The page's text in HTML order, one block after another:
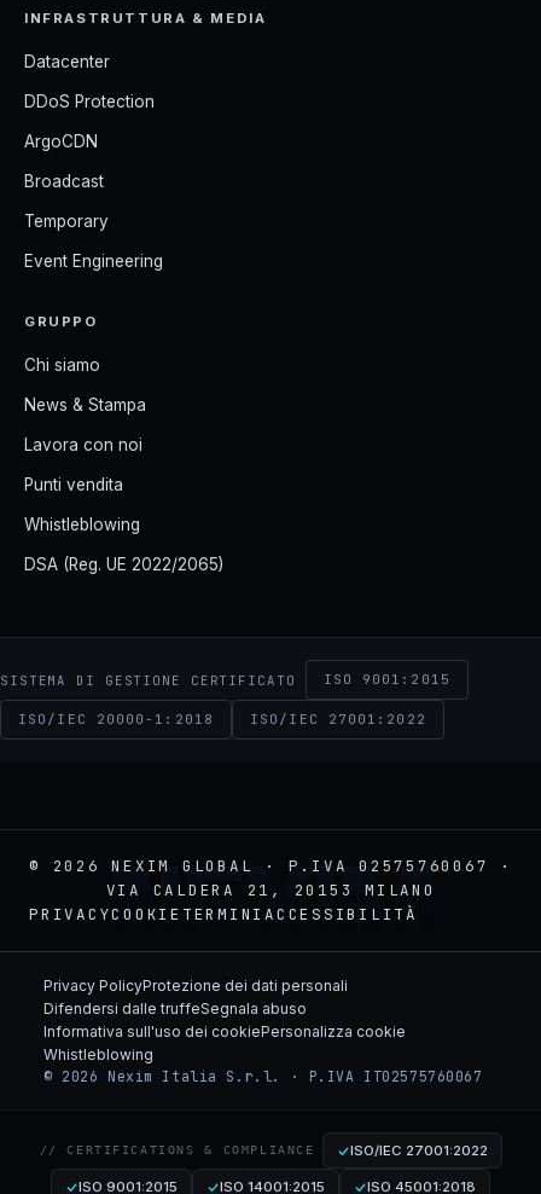
INFRASTRUTTURA & MEDIA
Datacenter
DDoS Protection
ArgoCDN
Broadcast
Temporary
Event Engineering
GRUPPO
Chi siamo
News & Stampa
Lavora con noi
Punti vendita
Whistleblowing
DSA (Reg. UE 2022/2065)
SISTEMA DI GESTIONE CERTIFICATO ISO 9001:2015
ISO/IEC 20000-1:2018 ISO/IEC 27001:2022
© 2026 NEXIM GLOBAL · P.IVA 02575760067 ·
VIA CALDERA 21, 20153 MILANO
PRIVACYCOOKIE TERMINI ACCESSIBILITÀ
NEXIM
Privacy PolicyProtezione dei dati personali
Difendersi dalle truffeSegnala abuso
Informativa sull'uso dei cookiePersonalizza cookie
Whistleblowing
© 2026 Nexim Italia S.r.l. · P.IVA IT02575760067
// CERTIFICATIONS & COMPLIANCE ISO/IEC 27001:2022
ISO 9001:2015 ISO 14001:2015 ISO 45001:2018